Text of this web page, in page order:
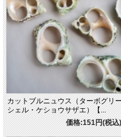
カットブルニュウス（ターボグリ
シェル・ケショウサザエ）【...
価格:151円(税